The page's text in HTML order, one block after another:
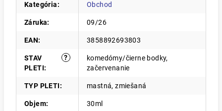
Kategória: Obchod
Záruka: 09/26
EAN: 3858892693803
?
STAV
PLETI:
komedómy/čierne bodky,
začervenanie
TYP PLETI: mastná, zmiešaná
Objem: 30ml